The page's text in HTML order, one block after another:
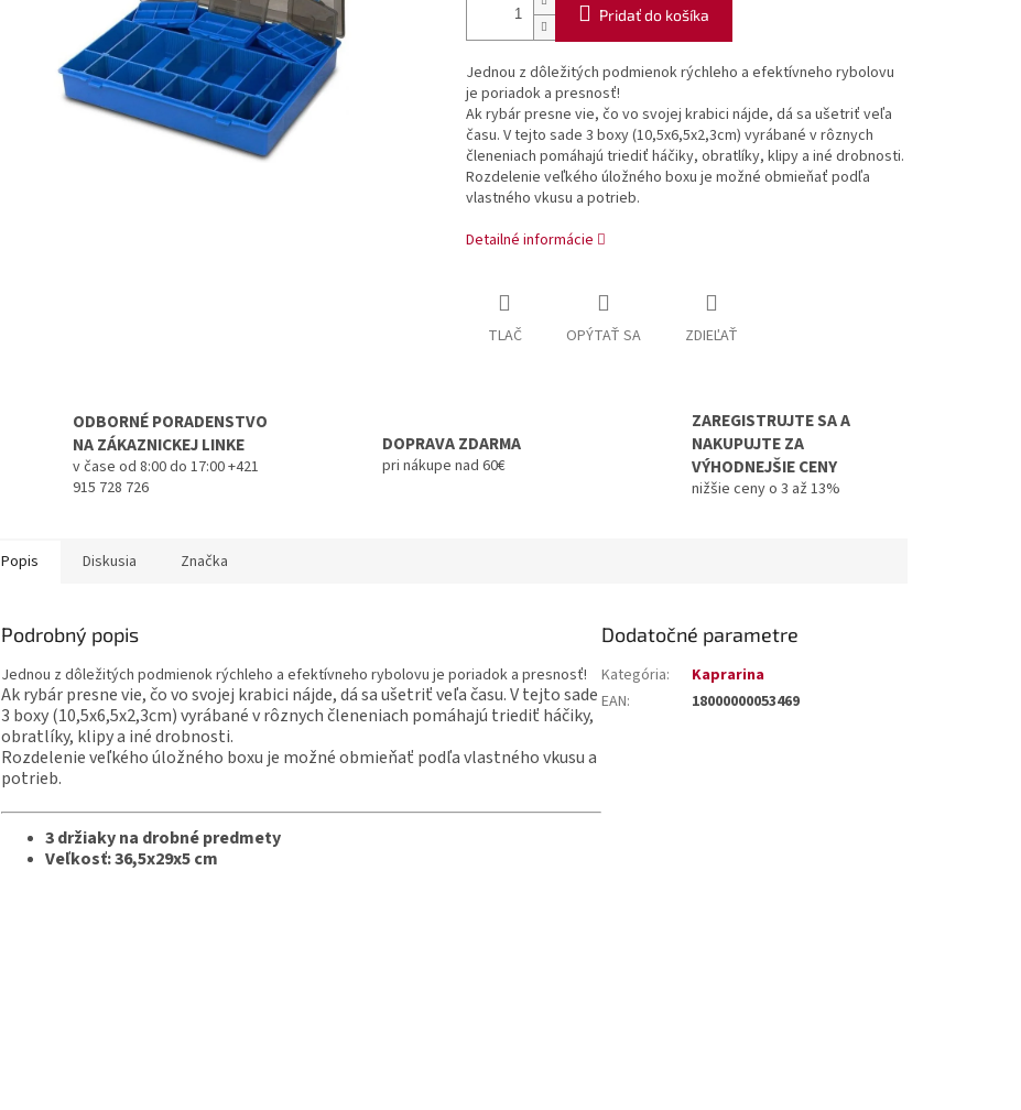
Pridať do košíka
Jednou z dôležitých podmienok rýchleho a efektívneho rybolovu
je poriadok a presnosť!
Ak rybár presne vie, čo vo svojej krabici nájde, dá sa ušetriť veľa
času. V tejto sade 3 boxy (10,5x6,5x2,3cm) vyrábané v rôznych
členeniach pomáhajú triediť háčiky, obratlíky, klipy a iné drobnosti.
Rozdelenie veľkého úložného boxu je možné obmieňať podľa
vlastného vkusu a potrieb.
Detailné informácie
TLAČ OPÝTAŤ SA ZDIEĽAŤ
ODBORNÉ PORADENSTVO
NA ZÁKAZNICKEJ LINKE
v čase od 8:00 do 17:00 +421
915 728 726
DOPRAVA ZDARMA
pri nákupe nad 60€
ZAREGISTRUJTE SA A
NAKUPUJTE ZA
VÝHODNEJŠIE CENY
nižšie ceny o 3 až 13%
Popis Diskusia Značka
Podrobný popis
Jednou z dôležitých podmienok rýchleho a efektívneho rybolovu je poriadok a presnosť!
Ak rybár presne vie, čo vo svojej krabici nájde, dá sa ušetriť veľa času. V tejto sade
3 boxy (10,5x6,5x2,3cm) vyrábané v rôznych členeniach pomáhajú triediť háčiky,
obratlíky, klipy a iné drobnosti.
Rozdelenie veľkého úložného boxu je možné obmieňať podľa vlastného vkusu a
potrieb.
3 držiaky na drobné predmety
Veľkosť: 36,5x29x5 cm
Dodatočné parametre
Kategória:
Kaprarina
EAN: 18000000053469